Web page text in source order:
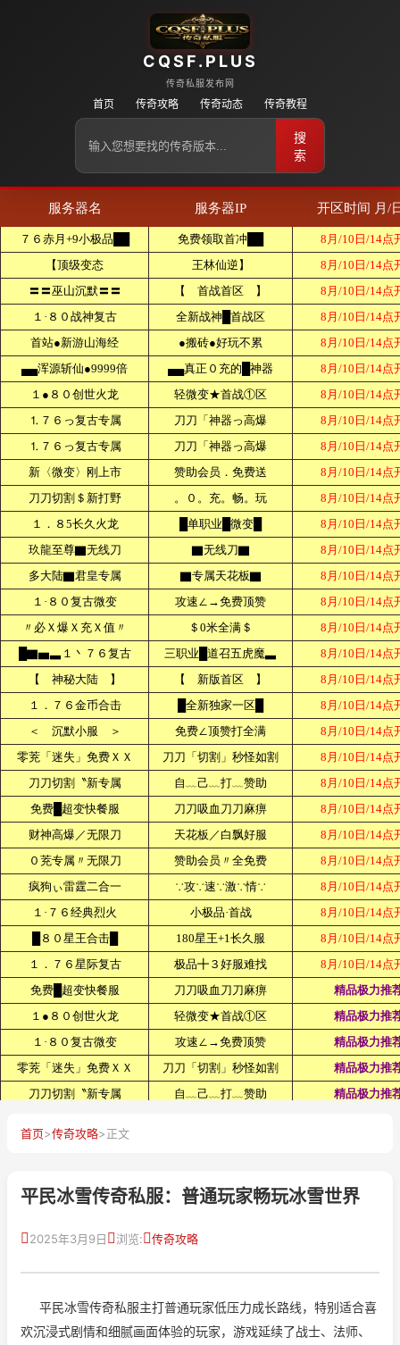
CQSF.PLUS
传奇私服发布网
首页 传奇攻略 传奇动态 传奇教程
搜
索
首页>传奇攻略>正文
平民冰雪传奇私服：普通玩家畅玩冰雪世界
2025年3月9日 浏览: 传奇攻略
平民冰雪传奇私服主打普通玩家低压力成长路线，特别适合喜
欢沉浸式剧情和细腻画面体验的玩家，游戏延续了战士、法师、